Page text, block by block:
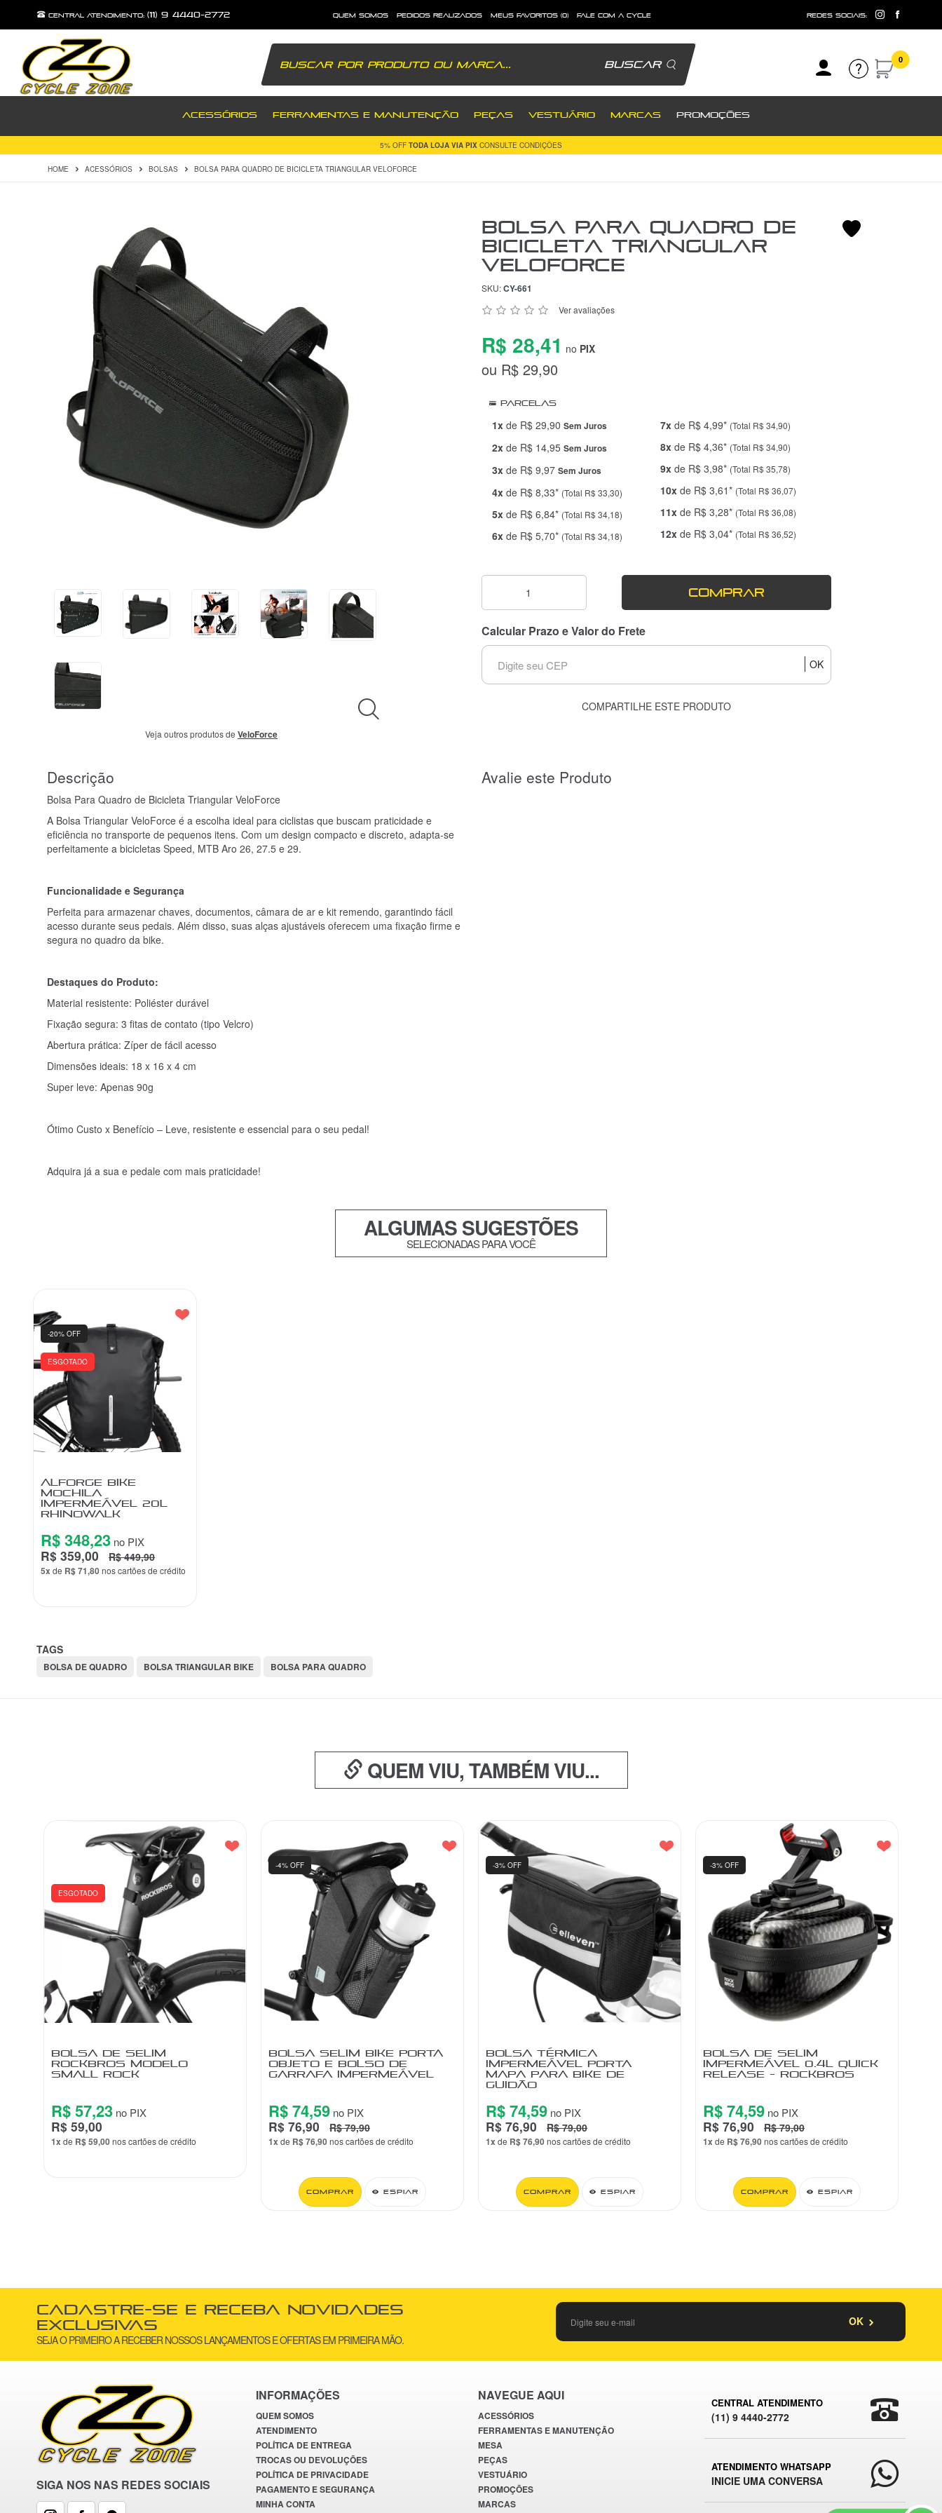
central atendimento: (11) 9 4440-2772 quem somos pedidos realizados meus favoritos (0) fale com a cycle redes sociais:
Buscar 0
ACESSÓRIOS FERRAMENTAS E MANUTENÇÃO PEÇAS VESTUÁRIO MARCAS PROMOÇÕES
FRETE GRÁTISPRODUTOS SELECIONADOSPARA TODO BRASIL
HOME ACESSÓRIOS BOLSAS BOLSA PARA QUADRO DE BICICLETA TRIANGULAR VELOFORCE
Veja outros produtos deVeloForce
Bolsa Para Quadro De
Bicicleta Triangular
VeloForce
SKU:CY-661
Ver avaliações
R$ 28,41 no PIX
ou R$ 29,90
Parcelas
1xde R$ 29,90 Sem Juros
2xde R$ 14,95 Sem Juros
3xde R$ 9,97 Sem Juros
4xde R$ 8,33* (Total R$ 33,30)
5xde R$ 6,84* (Total R$ 34,18)
6xde R$ 5,70* (Total R$ 34,18)
7xde R$ 4,99* (Total R$ 34,90)
8xde R$ 4,36* (Total R$ 34,90)
9xde R$ 3,98* (Total R$ 35,78)
10xde R$ 3,61* (Total R$ 36,07)
11xde R$ 3,28* (Total R$ 36,08)
12xde R$ 3,04* (Total R$ 36,52)
COMPRAR
Calcular Prazo e Valor do Frete
OK
COMPARTILHE ESTE PRODUTO
Descrição
Bolsa Para Quadro de Bicicleta Triangular VeloForce
A Bolsa Triangular VeloForce é a escolha ideal para ciclistas que buscam praticidade e
eficiência no transporte de pequenos itens. Com um design compacto e discreto, adapta-se
perfeitamente a bicicletas Speed, MTB Aro 26, 27.5 e 29.
Funcionalidade e Segurança
Perfeita para armazenar chaves, documentos, câmara de ar e kit remendo, garantindo fácil
acesso durante seus pedais. Além disso, suas alças ajustáveis oferecem uma fixação firme e
segura no quadro da bike.
Destaques do Produto:
Material resistente: Poliéster durável
Fixação segura: 3 fitas de contato (tipo Velcro)
Abertura prática: Zíper de fácil acesso
Dimensões ideais: 18 x 16 x 4 cm
Super leve: Apenas 90g
Ótimo Custo x Benefício – Leve, resistente e essencial para o seu pedal!
Adquira já a sua e pedale com mais praticidade!
Avalie este Produto
ALGUMAS SUGESTÕES
SELECIONADAS PARA VOCÊ
ALFORGE BIKE
MOCHILA
IMPERMEÁVEL 20L
RHINOWALK
ESGOTADO
-20% OFF
R$ 348,23 no PIX
R$ 359,00 R$ 449,90
5x de R$ 71,80nos cartões de crédito
TAGS
BOLSA DE QUADRO BOLSA TRIANGULAR BIKE BOLSA PARA QUADRO
QUEM VIU, TAMBÉM VIU...
BOLSA DE SELIM
ROCKBROS MODELO
SMALL ROCK
ESGOTADO
R$ 57,23 no PIX
R$ 59,00
1x de R$ 59,00nos cartões de crédito
BOLSA SELIM BIKE PORTA
OBJETO E BOLSO DE
GARRAFA IMPERMEÁVEL
-4% OFF
R$ 74,59 no PIX
R$ 76,90 R$ 79,90
1x de R$ 76,90nos cartões de crédito
Comprar Espiar
BOLSA TÉRMICA
IMPERMEÁVEL PORTA
MAPA PARA BIKE DE
GUIDÃO
-3% OFF
R$ 74,59 no PIX
R$ 76,90 R$ 79,00
1x de R$ 76,90nos cartões de crédito
Comprar Espiar
BOLSA DE SELIM
IMPERMEÁVEL 0.4L QUICK
RELEASE - ROCKBROS
-3% OFF
R$ 74,59 no PIX
R$ 76,90 R$ 79,00
1x de R$ 76,90nos cartões de crédito
Comprar Espiar
Cadastre-se e receba novidades
exclusivas
SEJA O PRIMEIRO A RECEBER NOSSOS LANÇAMENTOS E OFERTAS EM PRIMEIRA MÃO.
OK
SIGA NOS NAS REDES SOCIAIS
INFORMAÇÕES
QUEM SOMOS
ATENDIMENTO
POLÍTICA DE ENTREGA
TROCAS OU DEVOLUÇÕES
POLÍTICA DE PRIVACIDADE
PAGAMENTO E SEGURANÇA
MINHA CONTA
NAVEGUE AQUI
ACESSÓRIOS
FERRAMENTAS E MANUTENÇÃO
MESA
PEÇAS
VESTUÁRIO
PROMOÇÕES
MARCAS
CENTRAL ATENDIMENTO
(11) 9 4440-2772
ATENDIMENTO WHATSAPP
INICIE UMA CONVERSA